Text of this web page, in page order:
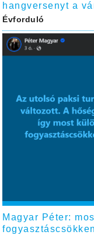
hangversenyt a
Évforduló
Magyar Péter: